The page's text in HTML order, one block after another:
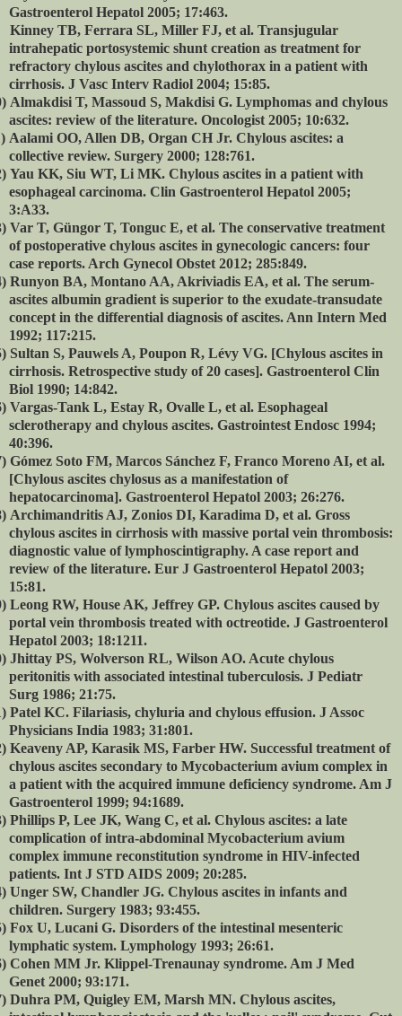
Gastroenterol Hepatol 2005; 17:463.
Kinney TB, Ferrara SL, Miller FJ, et al. Transjugular
intrahepatic portosystemic shunt creation as treatment for
refractory chylous ascites and chylothorax in a patient with
cirrhosis. J Vasc Interv Radiol 2004; 15:85.
Almakdisi T, Massoud S, Makdisi G. Lymphomas and chylous
ascites: review of the literature. Oncologist 2005; 10:632.
Aalami OO, Allen DB, Organ CH Jr. Chylous ascites: a
collective review. Surgery 2000; 128:761.
Yau KK, Siu WT, Li MK. Chylous ascites in a patient with
esophageal carcinoma. Clin Gastroenterol Hepatol 2005;
3:A33.
Var T, Güngor T, Tonguc E, et al. The conservative treatment
of postoperative chylous ascites in gynecologic cancers: four
case reports. Arch Gynecol Obstet 2012; 285:849.
Runyon BA, Montano AA, Akriviadis EA, et al. The serum-
ascites albumin gradient is superior to the exudate-transudate
concept in the differential diagnosis of ascites. Ann Intern Med
1992; 117:215.
Sultan S, Pauwels A, Poupon R, Lévy VG. [Chylous ascites in
cirrhosis. Retrospective study of 20 cases]. Gastroenterol Clin
Biol 1990; 14:842.
Vargas-Tank L, Estay R, Ovalle L, et al. Esophageal
sclerotherapy and chylous ascites. Gastrointest Endosc 1994;
40:396.
Gómez Soto FM, Marcos Sánchez F, Franco Moreno AI, et al.
[Chylous ascites chylosus as a manifestation of
hepatocarcinoma]. Gastroenterol Hepatol 2003; 26:276.
Archimandritis AJ, Zonios DI, Karadima D, et al. Gross
chylous ascites in cirrhosis with massive portal vein thrombosis:
diagnostic value of lymphoscintigraphy. A case report and
review of the literature. Eur J Gastroenterol Hepatol 2003;
15:81.
Leong RW, House AK, Jeffrey GP. Chylous ascites caused by
portal vein thrombosis treated with octreotide. J Gastroenterol
Hepatol 2003; 18:1211.
Jhittay PS, Wolverson RL, Wilson AO. Acute chylous
peritonitis with associated intestinal tuberculosis. J Pediatr
Surg 1986; 21:75.
Patel KC. Filariasis, chyluria and chylous effusion. J Assoc
Physicians India 1983; 31:801.
Keaveny AP, Karasik MS, Farber HW. Successful treatment of
chylous ascites secondary to Mycobacterium avium complex in
a patient with the acquired immune deficiency syndrome. Am J
Gastroenterol 1999; 94:1689.
Phillips P, Lee JK, Wang C, et al. Chylous ascites: a late
complication of intra-abdominal Mycobacterium avium
complex immune reconstitution syndrome in HIV-infected
patients. Int J STD AIDS 2009; 20:285.
Unger SW, Chandler JG. Chylous ascites in infants and
children. Surgery 1983; 93:455.
Fox U, Lucani G. Disorders of the intestinal mesenteric
lymphatic system. Lymphology 1993; 26:61.
Cohen MM Jr. Klippel-Trenaunay syndrome. Am J Med
Genet 2000; 93:171.
Duhra PM, Quigley EM, Marsh MN. Chylous ascites,